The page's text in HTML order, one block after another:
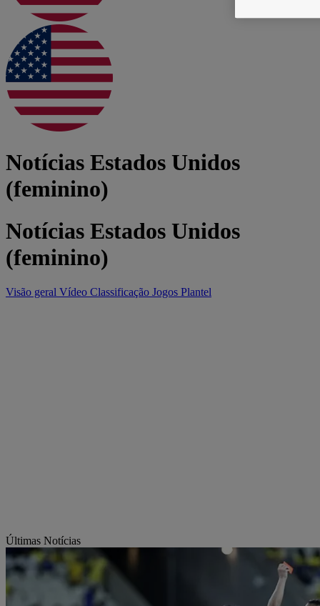
Notícias Estados Unidos
(feminino)
Notícias Estados Unidos
(feminino)
Visão geral Vídeo Classificação Jogos Plantel
Últimas Notícias